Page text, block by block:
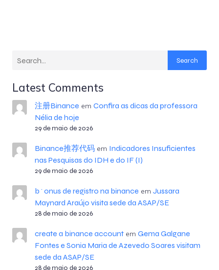
Search
Latest Comments
注册Binance em Confira as dicas da professora
Nélia de hoje
29 de maio de 2026
Binance推荐代码em Indicadores Insuficientes
nas Pesquisas do IDH e do IF (I)
29 de maio de 2026
b^onus de registro na binance em Jussara
Maynard Araújo visita sede da ASAP/SE
28 de maio de 2026
create a binance accountem Gema Galgane
Fontes e Sonia Maria de Azevedo Soares visitam
sede da ASAP/SE
28 de maio de 2026